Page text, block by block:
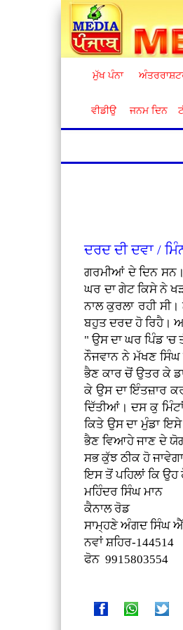
ਮੁੱਖ ਪੰਨਾ
ਵੀਡੀਉ ਜਨਮ ਦਿਨ
ਦਰਦ ਦੀ ਦਵਾ /
ਗਰਮੀਆਂ ਦੇ ਦਿਨ
ਘਰ ਦਾ ਗੇਟ ਕਿਸੇ ਨੇ
ਨਾਲ ਕੁਰਲਾ ਰਹੀ
ਬਹੁਤ ਦਰਦ ਹੋ ਰਿਹੈ।
" ਉਸ ਦਾ ਘਰ ਪਿੰਡ
ਨੌਜਵਾਨ ਨੇ ਮੱਖਣ ਸਿੰਘ
ਭੈਣ ਕਾਰ ਚੋਂ ਉਤਰ ਕੇ
ਕੇ ਉਸ ਦਾ ਇੰਤਜ਼ਾਰ
ਦਿੱਤੀਆਂ। ਦਸ ਕੁ
ਕਿਤੇ ਉਸ ਦਾ ਮੁੰਡਾ
ਭੈਣ ਵਿਆਹੇ ਜਾਣ ਦੇ
ਸਭ ਕੁੱਝ ਠੀਕ ਹੋ
ਇਸ ਤੋਂ ਪਹਿਲਾਂ ਕਿ
ਮਹਿੰਦਰ ਸਿੰਘ ਮਾਨ
ਕੈਨਾਲ ਰੋਡ
ਸਾਮ੍ਹਣੇ ਅੰਗਦ ਸਿੰਘ
ਨਵਾਂ ਸ਼ਹਿਰ-144514
ਫੋਨ 9915803554